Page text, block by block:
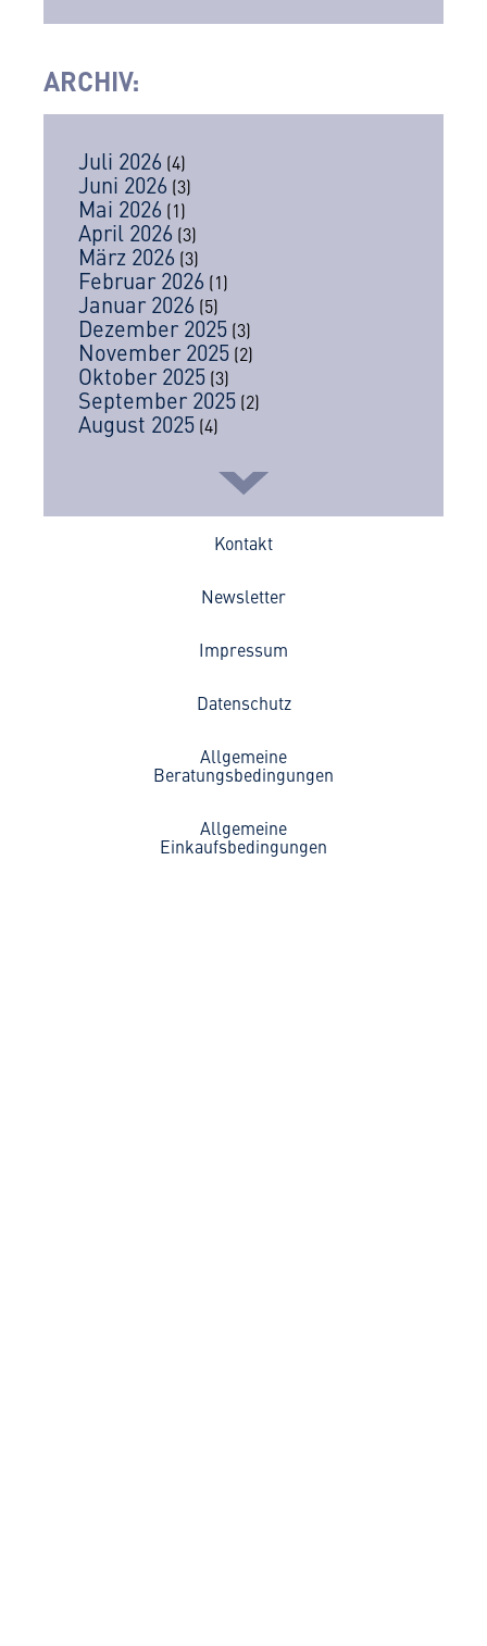
ARCHIV:
Juli 2026 (4)
Juni 2026 (3)
Mai 2026 (1)
April 2026 (3)
März 2026 (3)
Februar 2026 (1)
Januar 2026 (5)
Dezember 2025 (3)
November 2025 (2)
Oktober 2025 (3)
September 2025 (2)
August 2025 (4)
Kontakt
Newsletter
Impressum
Datenschutz
Allgemeine
Beratungsbedingungen
Allgemeine
Einkaufsbedingungen